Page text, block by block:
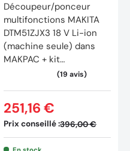
Découpeur/ponceur
multifonctions MAKITA
DTM51ZJX3 18 V Li-ion
(machine seule) dans
MAKPAC + kit
d'accessoires
Prix conseillé :396,00 €
251,16 €